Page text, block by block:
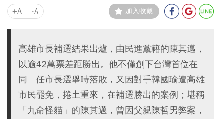
+A -A 加入收藏
高雄市長補選結果出爐，由民進黨籍的陳其邁，
以逾42萬票差距勝出。他不僅創下台灣首位在
同一任市長選舉時落敗，又因對手韓國瑜遭高雄
市民罷免，捲土重來，在補選勝出的案例；堪稱
「九命怪貓」的陳其邁，曾因父親陳哲男弊案，